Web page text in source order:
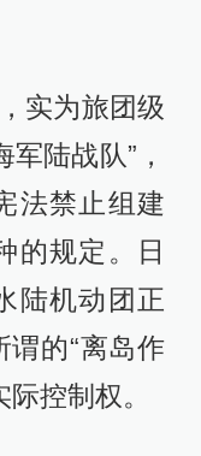
实为旅团级
陆战队”，
法禁止组建
的规定。日
陆机动团正
的“离岛作
控制权。